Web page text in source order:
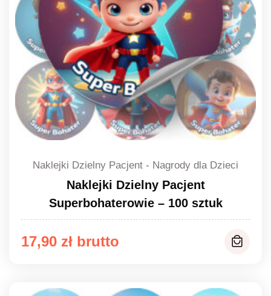
Naklejki Dzielny Pacjent - Nagrody dla Dzieci
Naklejki Dzielny Pacjent
Superbohaterowie – 100 sztuk
17,90 zł